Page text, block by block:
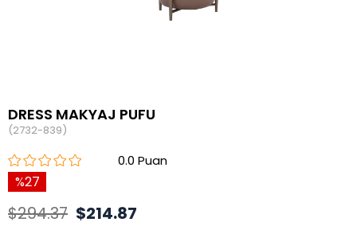
DRESS MAKYAJ PUFU
(2732-839)
0.0
27
$294.37 $214.87